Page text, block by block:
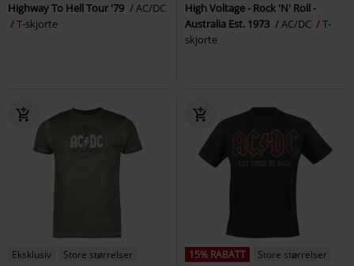
Highway To Hell Tour '79
AC/DC
T-skjorte
High Voltage - Rock 'N' Roll -
Australia Est. 1973
AC/DC
T-
skjorte
Eksklusiv Store størrelser 15% RABATT
Store størrelser